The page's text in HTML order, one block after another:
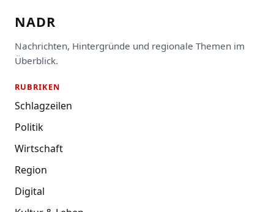
NADR
Nachrichten, Hintergründe und regionale Themen im
Überblick.
RUBRIKEN
Schlagzeilen
Politik
Wirtschaft
Region
Digital